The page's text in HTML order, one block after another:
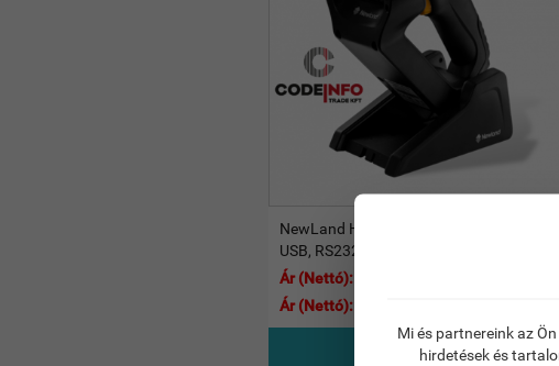
NewLand HR52 Bonito-Serie, BT, 2D,
USB, RS232, BT, kit (USB), black
Ár (Nettó): 87 490 Ft-tól
Ár (Nettó): 241.00 €-tól
RÉSZLETEK
Mi és partnereink az
hirdetések és